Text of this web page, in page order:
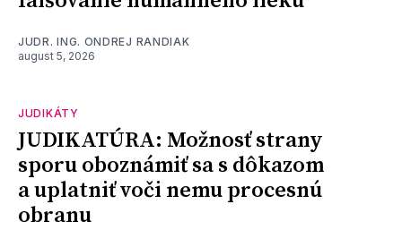
JUDR. ING. ONDREJ RANDIAK
august 5, 2026
JUDIKÁTY
JUDIKATÚRA: Možnosť strany
sporu oboznámiť sa s dôkazom
a uplatniť voči nemu procesnú
obranu